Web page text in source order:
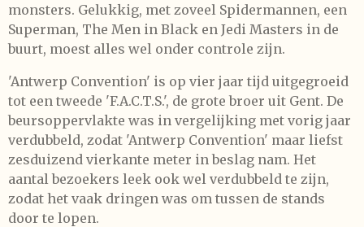
monsters. Gelukkig, met zoveel Spidermannen, een
Superman, The Men in Black en Jedi Masters in de
buurt, moest alles wel onder controle zijn.
'Antwerp Convention' is op vier jaar tijd uitgegroeid
tot een tweede 'F.A.C.T.S.', de grote broer uit Gent. De
beursoppervlakte was in vergelijking met vorig jaar
verdubbeld, zodat 'Antwerp Convention' maar liefst
zesduizend vierkante meter in beslag nam. Het
aantal bezoekers leek ook wel verdubbeld te zijn,
zodat het vaak dringen was om tussen de stands
door te lopen.